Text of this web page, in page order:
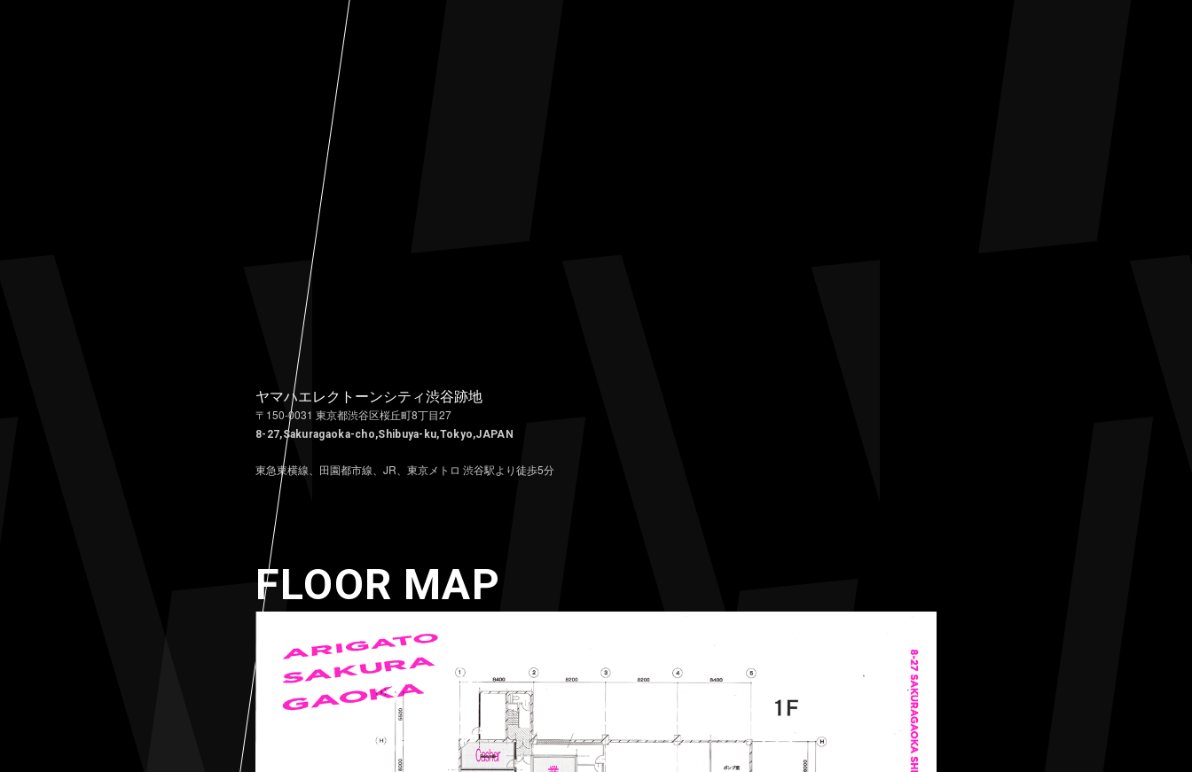
ヤマハエレクトーンシティ渋谷跡地
〒150-0031 東京都渋谷区桜丘町8丁目27
8-27,Sakuragaoka-cho,Shibuya-ku,Tokyo,JAPAN
東急東横線、田園都市線、JR、東京メトロ 渋谷駅より徒歩5分
FLOOR MAP